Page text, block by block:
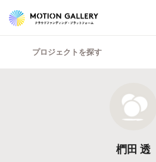
プロジェクトを探す
椚田 透